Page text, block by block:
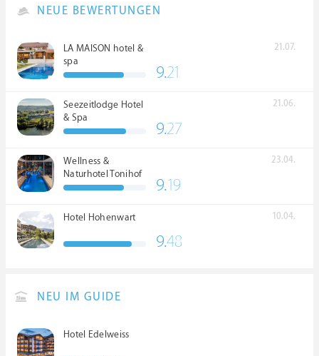
NEUE BEWERTUNGEN
LA MAISON hotel &
spa
21.07.
9.21
Seezeitlodge Hotel
& Spa
21.06.
9.27
Wellness &
Naturhotel Tonihof
****S
23.04.
9.19
Hotel Hohenwart 10.04.
9.48
NEU IM GUIDE
Hotel Edelweiss